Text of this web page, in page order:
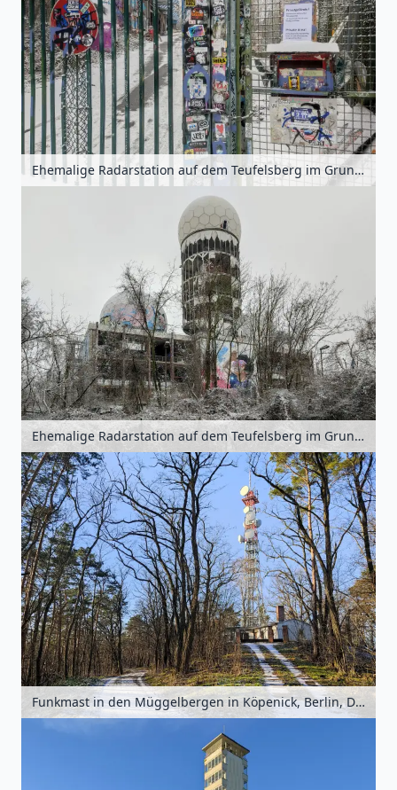
Ehemalige Radarstation auf dem Teufelsberg im Grunewald, Berlin, Deutschland
Ehemalige Radarstation auf dem Teufelsberg im Grunewald, Berlin, Deutschland
Funkmast in den Müggelbergen in Köpenick, Berlin, Deutschland